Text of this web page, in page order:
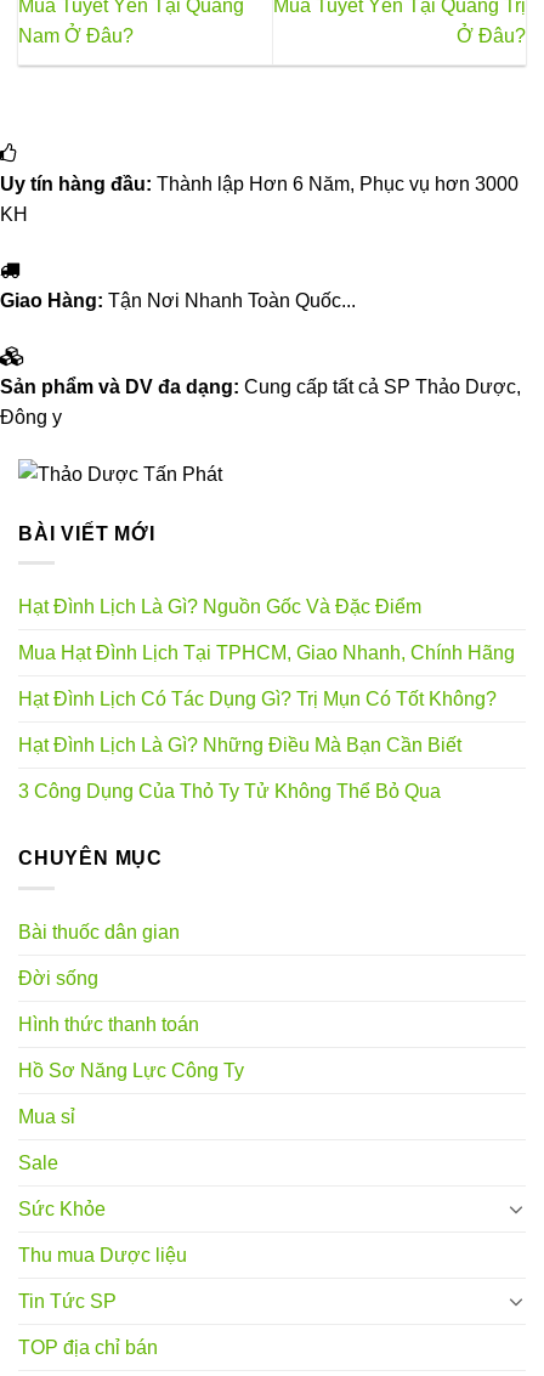
Mua Tuyết Yến Tại Quảng
Nam Ở Đâu?
Mua Tuyết Yến Tại Quảng Trị
Ở Đâu?
Uy tín hàng đầu: Thành lập Hơn 6 Năm, Phục vụ hơn 3000
KH
Giao Hàng: Tận Nơi Nhanh Toàn Quốc...
Sản phẩm và DV đa dạng: Cung cấp tất cả SP Thảo Dược,
Đông y
BÀI VIẾT MỚI
Hạt Đình Lịch Là Gì? Nguồn Gốc Và Đặc Điểm
Mua Hạt Đình Lịch Tại TPHCM, Giao Nhanh, Chính Hãng
Hạt Đình Lịch Có Tác Dụng Gì? Trị Mụn Có Tốt Không?
Hạt Đình Lịch Là Gì? Những Điều Mà Bạn Cần Biết
3 Công Dụng Của Thỏ Ty Tử Không Thể Bỏ Qua
CHUYÊN MỤC
Bài thuốc dân gian
Đời sống
Hình thức thanh toán
Hồ Sơ Năng Lực Công Ty
Mua sỉ
Sale
Sức Khỏe
Thu mua Dược liệu
Tin Tức SP
TOP địa chỉ bán